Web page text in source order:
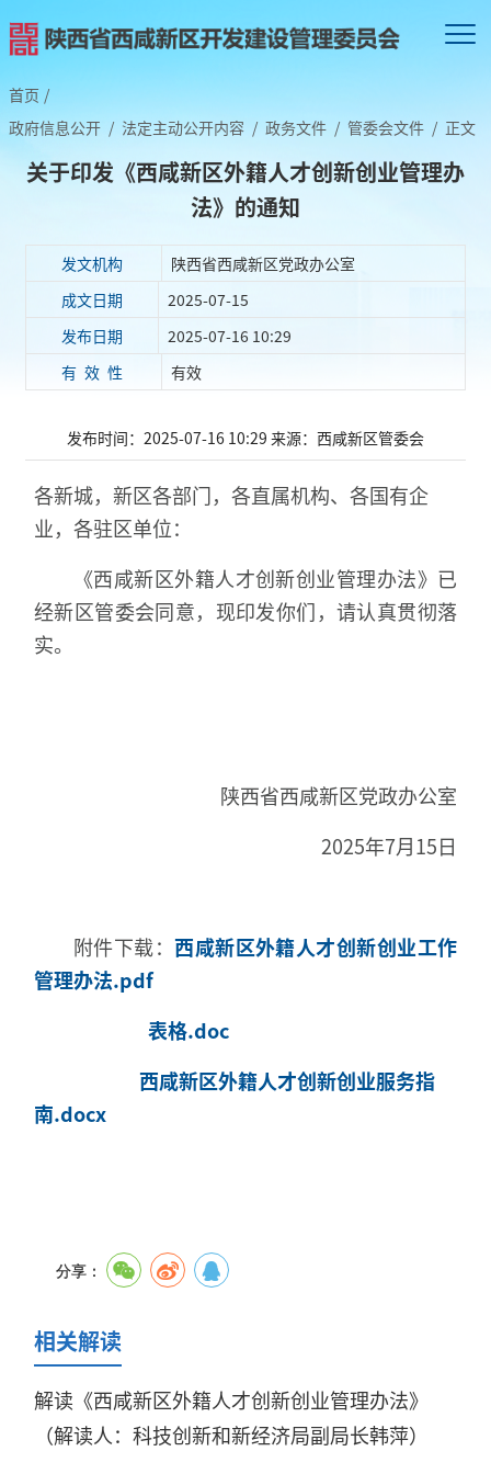
首页 /
政府信息公开 / 法定主动公开内容 / 政务文件 / 管委会文件 / 正文
关于印发《西咸新区外籍人才创新创业管理办
法》的通知
发文机构
陕西省西咸新区党政办公室
成文日期
2025-07-15
发布日期
2025-07-16 10:29
有 效 性
有效
发布时间：2025-07-16 10:29 来源：西咸新区管委会
各新城，新区各部门，各直属机构、各国有企
业，各驻区单位：
《西咸新区外籍人才创新创业管理办法》已
经新区管委会同意，现印发你们，请认真贯彻落
实。
陕西省西咸新区党政办公室
2025年7月15日
附件下载：西咸新区外籍人才创新创业工作
管理办法.pdf
表格.doc
西咸新区外籍人才创新创业服务指
南.docx
分享：
相关解读
解读《西咸新区外籍人才创新创业管理办法》
（解读人：科技创新和新经济局副局长韩萍）